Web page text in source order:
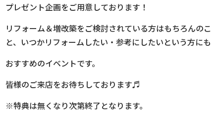
プレゼント企画をご用意しております！
リフォーム＆増改築をご検討されている方はもちろんのこ
と、いつかリフォームしたい・参考にしたいという方にも
おすすめのイベントです。
皆様のご来店をお待ちしております♬
※特典は無くなり次第終了となります。